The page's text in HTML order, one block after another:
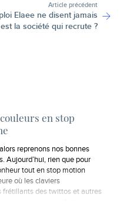
Article précédent
Elaee ne disent jamais
la société qui recrute ?
en stop
reprenons nos bonnes
Aujourd’hui, rien que pour
tout en stop motion
où les claviers
frétillants des twittos et autres